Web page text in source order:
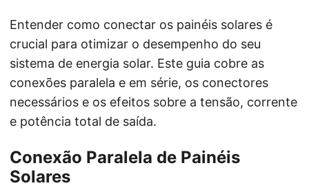
Entender como conectar os painéis solares é
crucial para otimizar o desempenho do seu
sistema de energia solar. Este guia cobre as
conexões paralela e em série, os conectores
necessários e os efeitos sobre a tensão, corrente
e potência total de saída.
Conexão Paralela de Painéis
Solares